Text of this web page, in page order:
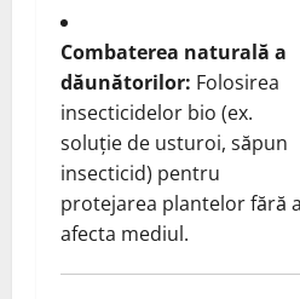
Combaterea naturală a
dăunătorilor: Folosirea
insecticidelor bio (ex.
soluție de usturoi, săpun
insecticid) pentru
protejarea plantelor fără a
afecta mediul.